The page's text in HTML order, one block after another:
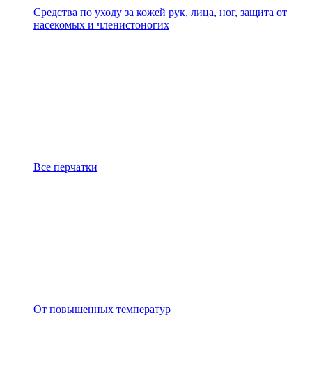
Средства по уходу за кожей рук, лица, ног, защита от
насекомых и членистоногих
Все перчатки
От повышенных температур